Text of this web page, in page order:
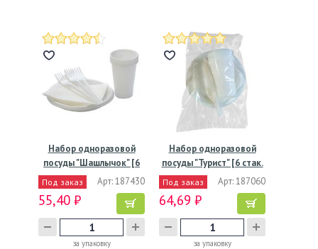
Набор одноразовой
посуды "Шашлычок" [6
стак.…
Под заказ Арт: 187430
55,40 ₽
за упаковку
Набор одноразовой
посуды "Турист" [6 стак.
Под заказ Арт: 187060
64,69 ₽
за упаковку